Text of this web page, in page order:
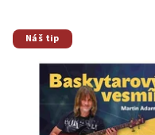
Náš tip